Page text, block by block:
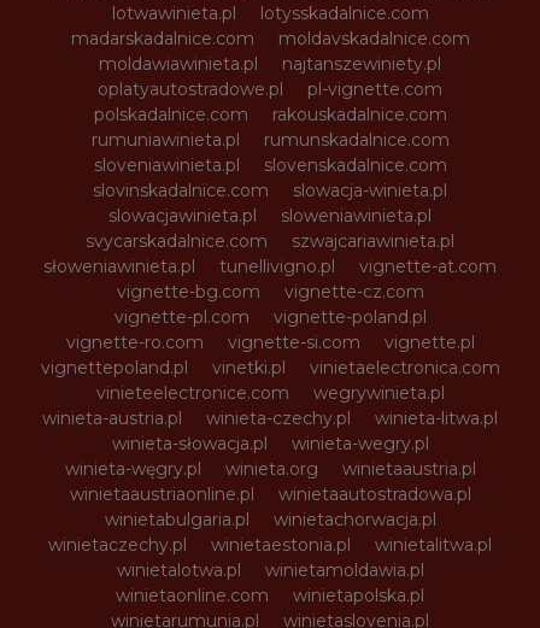
lotwawinieta.pl
lotysskadalnice.com
madarskadalnice.com
moldavskadalnice.com
moldawiawinieta.pl
najtanszewiniety.pl
oplatyautostradowe.pl
pl-vignette.com
polskadalnice.com
rakouskadalnice.com
rumuniawinieta.pl
rumunskadalnice.com
sloveniawinieta.pl
slovenskadalnice.com
slovinskadalnice.com
slowacja-winieta.pl
slowacjawinieta.pl
sloweniawinieta.pl
svycarskadalnice.com
szwajcariawinieta.pl
słoweniawinieta.pl
tunellivigno.pl
vignette-at.com
vignette-bg.com
vignette-cz.com
vignette-pl.com
vignette-poland.pl
vignette-ro.com
vignette-si.com
vignette.pl
vignettepoland.pl
vinetki.pl
vinietaelectronica.com
vinieteelectronice.com
wegrywinieta.pl
winieta-austria.pl
winieta-czechy.pl
winieta-litwa.pl
winieta-słowacja.pl
winieta-wegry.pl
winieta-węgry.pl
winieta.org
winietaaustria.pl
winietaaustriaonline.pl
winietaautostradowa.pl
winietabulgaria.pl
winietachorwacja.pl
winietaczechy.pl
winietaestonia.pl
winietalitwa.pl
winietalotwa.pl
winietamoldawia.pl
winietaonline.com
winietapolska.pl
winietarumunia.pl
winietaslovenia.pl